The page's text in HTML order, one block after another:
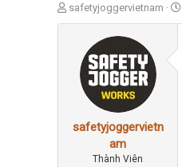
T
h
safetyjoggervietnam
safetyjoggervietn
am
Thành Viên